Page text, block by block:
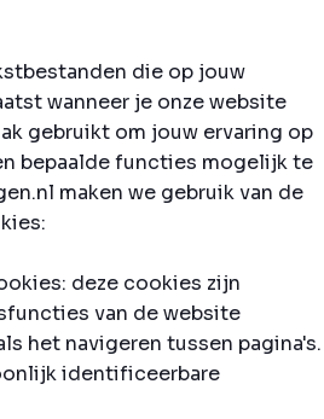
die op jouw
wanneer je onze website
gebruikt om jouw ervaring op
bepaalde functies mogelijk te
maken we gebruik van de
deze cookies zijn
van de website
het navigeren tussen pagina's.
identificeerbare